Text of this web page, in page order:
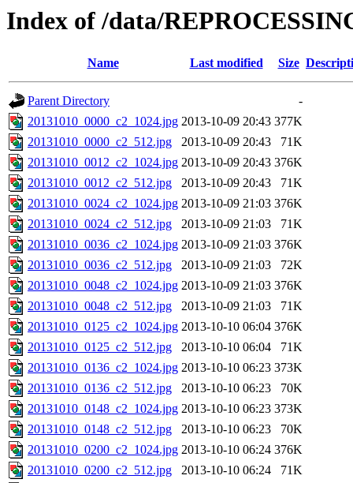
Index of /data/
Name Last modified Size
Parent Directory
-
20131010_0000_c2_1024.jpg 2013-10-09 20:43 377K
20131010_0000_c2_512.jpg
2013-10-09 20:43
71K
20131010_0012_c2_1024.jpg 2013-10-09 20:43 376K
20131010_0012_c2_512.jpg
2013-10-09 20:43
71K
20131010_0024_c2_1024.jpg 2013-10-09 21:03 376K
20131010_0024_c2_512.jpg
2013-10-09 21:03
71K
20131010_0036_c2_1024.jpg 2013-10-09 21:03 376K
20131010_0036_c2_512.jpg
2013-10-09 21:03
72K
20131010_0048_c2_1024.jpg 2013-10-09 21:03 376K
20131010_0048_c2_512.jpg
2013-10-09 21:03
71K
20131010_0125_c2_1024.jpg 2013-10-10 06:04 376K
20131010_0125_c2_512.jpg
2013-10-10 06:04
71K
20131010_0136_c2_1024.jpg 2013-10-10 06:23 373K
20131010_0136_c2_512.jpg
2013-10-10 06:23
70K
20131010_0148_c2_1024.jpg 2013-10-10 06:23 373K
20131010_0148_c2_512.jpg
2013-10-10 06:23
70K
20131010_0200_c2_1024.jpg 2013-10-10 06:24 376K
20131010_0200_c2_512.jpg
2013-10-10 06:24
71K